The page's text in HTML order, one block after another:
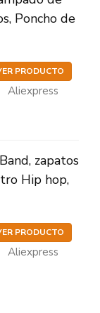
Poncho de
PRODUCTO
Aliexpress
zapatos
Hip hop,
PRODUCTO
Aliexpress